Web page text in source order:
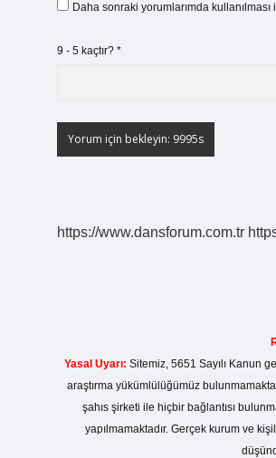
Daha sonraki yorumlarımda
9 - 5 kaçtır? *
https://www.dansforum.com.tr
Yasal Uyarı: Sitemiz, 5651 Sayılı Kanun
araştırma yükümlülüğümüz
şahıs şirketi ile hiçbir bağlantısı
yapılmamaktadır. Gerçek kurum ve